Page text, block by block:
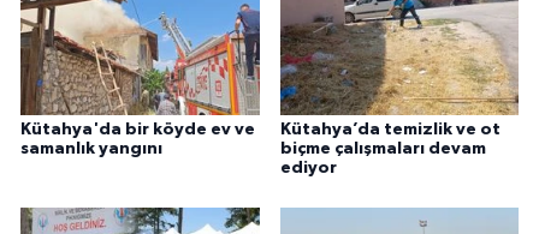
Kütahya'da bir köyde ev ve
samanlık yangını
Kütahya’da temizlik ve ot
biçme çalışmaları devam
ediyor